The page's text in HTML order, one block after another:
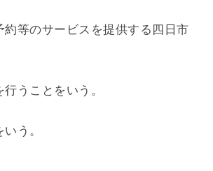
等のサービスを提供する四日市
うことをいう。
う。